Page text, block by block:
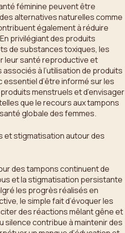
féminine peuvent être
alternatives naturelles comme
également à réduire
privilégiant des produits
de substances toxiques, les
leur santé reproductive et
à l’utilisation de produits
d’être informé sur les
menstruels et d’envisager
que le recours aux tampons
globale des femmes.
et stigmatisation autour des
des tampons continuent de
et la stigmatisation persistante
les progrès réalisés en
le simple fait d’évoquer les
des réactions mêlant gêne et
silence contribue à maintenir des